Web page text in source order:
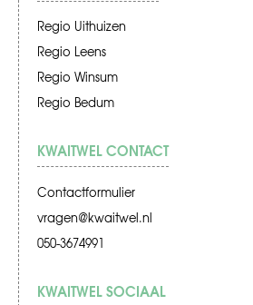
Regio Uithuizen
Regio Leens
Regio Winsum
Regio Bedum
KWAITWEL CONTACT
Contactformulier
vragen@kwaitwel.nl
050-3674991
KWAITWEL SOCIAAL